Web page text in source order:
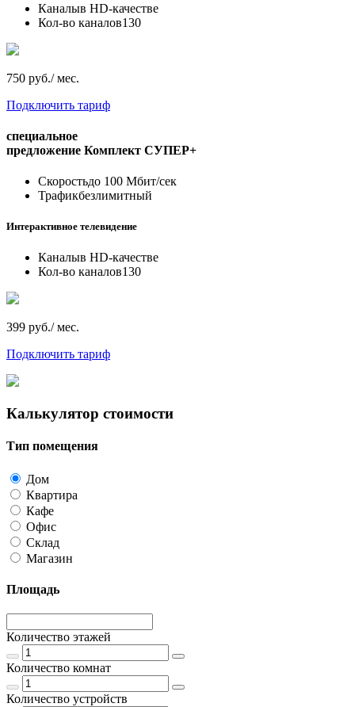
Каналыв HD-качестве
Кол-во каналов130
750 руб./ мес.
Подключить тариф
специальное
предложение Комплект СУПЕР+
Скоростьдо 100 Мбит/сек
Трафикбезлимитный
Интерактивное телевидение
Каналыв HD-качестве
Кол-во каналов130
399 руб./ мес.
Подключить тариф
Калькулятор стоимости
Тип помещения
Дом
Квартира
Кафе
Офис
Склад
Магазин
Площадь
Количество этажей
Количество комнат
Количество устройств